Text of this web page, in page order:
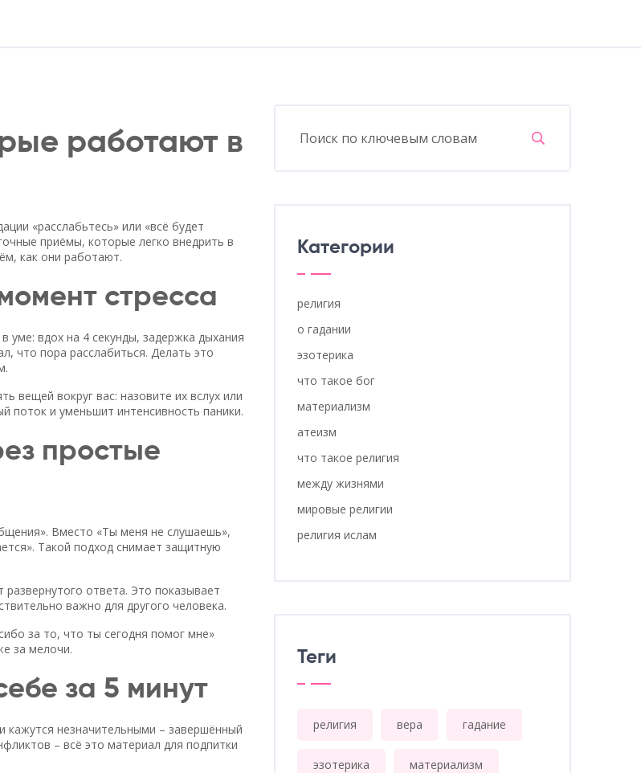
работают в
«расслабьтесь» или «всё будет
приёмы, которые легко внедрить в
как они работают.
стресса
уме: вдох на 4 секунды, задержка дыхания
что пора расслабиться. Делать это
вещей вокруг вас: назовите их вслух или
поток и уменьшит интенсивность паники.
простые
Вместо «Ты меня не слушаешь»,
Такой подход снимает защитную
ответа. Это показывает
важно для другого человека.
за то, что ты сегодня помог мне»
за мелочи.
за 5 минут
кажутся незначительными – завершённый
– всё это материал для подпитки
Категории
религия
о гадании
эзотерика
что такое бог
материализм
атеизм
что такое религия
между жизнями
мировые религии
религия ислам
Теги
религия вера гадание
эзотерика материализм